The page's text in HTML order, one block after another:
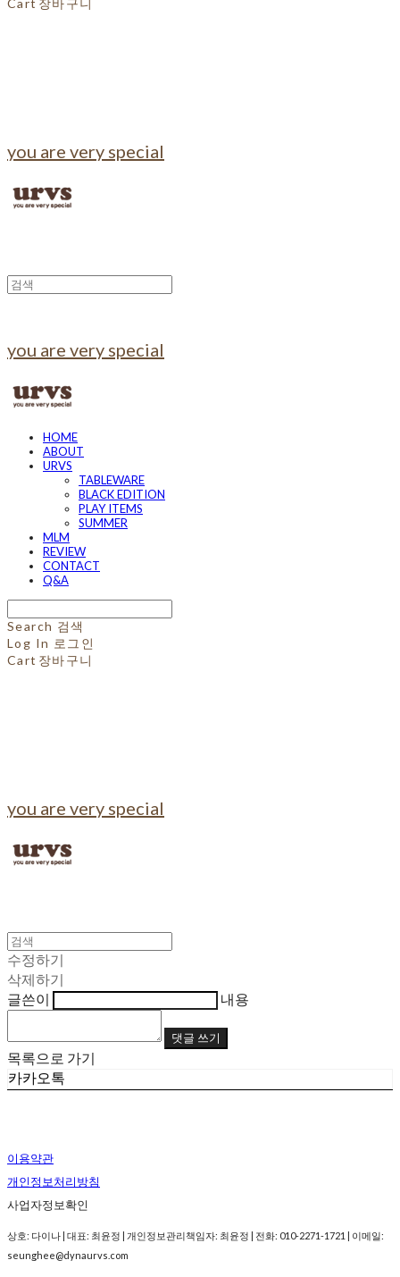
Cart 장바구니
you are very special
you are very special
HOME
ABOUT
URVS
TABLEWARE
BLACK EDITION
PLAY ITEMS
SUMMER
MLM
REVIEW
CONTACT
Q&A
Search 검색
Log In 로그인
Cart 장바구니
you are very special
수정하기
삭제하기
글쓴이
내용
댓글 쓰기
목록으로 가기
카카오톡
이용약관
개인정보처리방침
사업자정보확인
상호: 다이나 | 대표: 최윤정 | 개인정보관리책임자: 최윤정 | 전화: 010-2271-1721 | 이메일:
seunghee@dynaurvs.com